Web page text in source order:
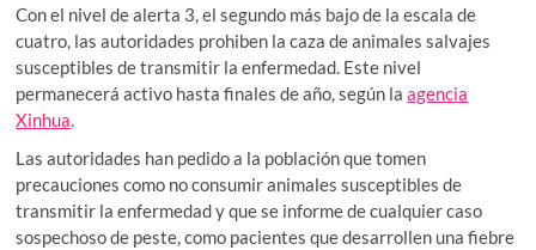
Con el nivel de alerta 3, el segundo más bajo de la escala de
cuatro, las autoridades prohiben la caza de animales salvajes
susceptibles de transmitir la enfermedad. Este nivel
permanecerá activo hasta finales de año, según laagencia
Xinhua.
Las autoridades han pedido a la población que tomen
precauciones como no consumir animales susceptibles de
transmitir la enfermedad y que se informe de cualquier caso
sospechoso de peste, como pacientes que desarrollen una fiebre